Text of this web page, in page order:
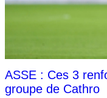
ASSE : Ces 3
groupe de Cathro